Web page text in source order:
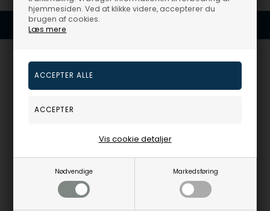
hjemmesiden. Ved at klikke videre, accepterer du
brugen af cookies.
Læs mere
Nødvendige Markedsføring
Vis cookie detaljer
En del af Houmann.dk
Urogsmykker v/ Houmann Luxury ApS
Ægirsvej 12
Vores chat hjælper alle dage 24/7